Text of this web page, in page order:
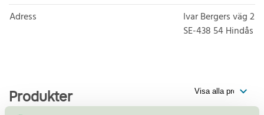
Adress
Ivar Bergers väg 2
SE-438 54Hindås
Produkter